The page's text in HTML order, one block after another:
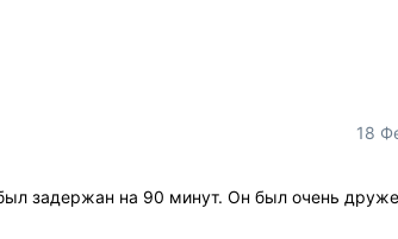
18
задержан на 90 минут. Он был очень